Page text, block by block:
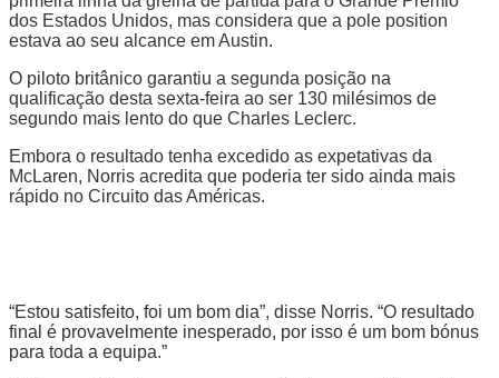
dos Estados Unidos, mas considera que a pole position
estava ao seu alcance em Austin.
O piloto britânico garantiu a segunda posição na
qualificação desta sexta-feira ao ser 130 milésimos de
segundo mais lento do que Charles Leclerc.
Embora o resultado tenha excedido as expetativas da
McLaren, Norris acredita que poderia ter sido ainda mais
rápido no Circuito das Américas.
“Estou satisfeito, foi um bom dia”, disse Norris. “O resultado
final é provavelmente inesperado, por isso é um bom bónus
para toda a equipa.”